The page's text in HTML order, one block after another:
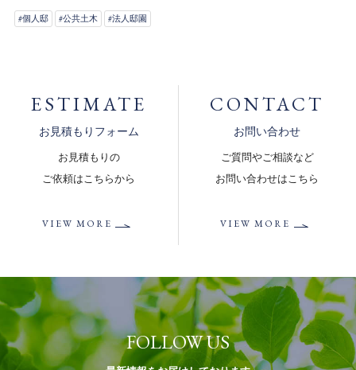
#個人邸 #公共土木 #法人邸園
ESTIMATE
お見積もりフォーム
お見積もりの
ご依頼はこちらから
VIEW MORE
CONTACT
お問い合わせ
ご質問やご相談など
お問い合わせはこちら
VIEW MORE
FOLLOW US